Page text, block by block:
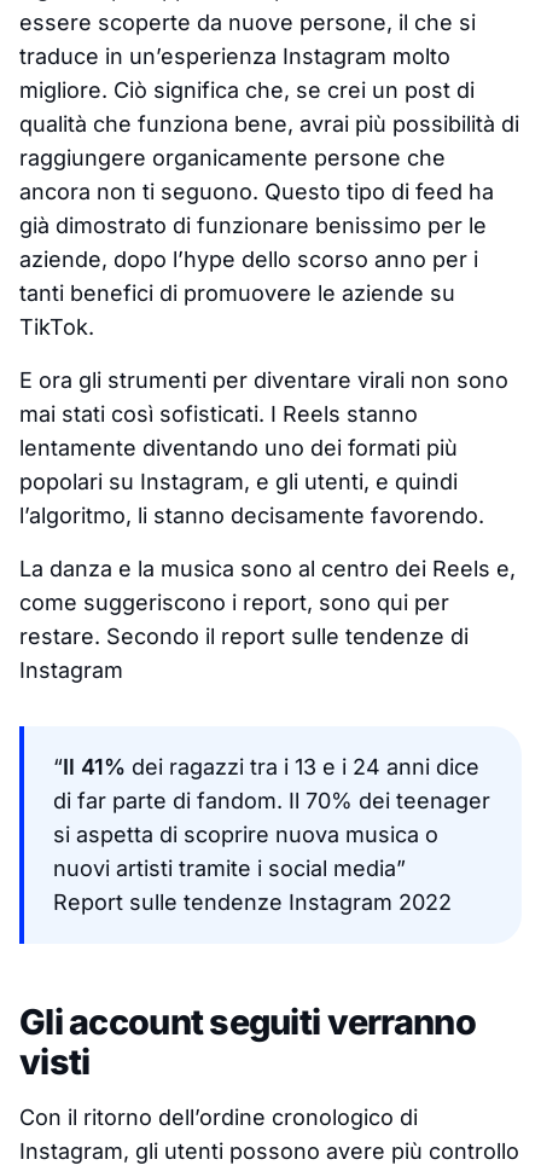
essere scoperte da nuove persone, il che si
traduce in un’esperienza Instagram molto
migliore. Ciò significa che, se crei un post di
qualità che funziona bene, avrai più possibilità di
raggiungere organicamente persone che
ancora non ti seguono. Questo tipo di feed ha
già dimostrato di funzionare benissimo per le
aziende, dopo l’hype dello scorso anno per i
tanti benefici di promuovere le aziende su
TikTok.
E ora gli strumenti per diventare virali non sono
mai stati così sofisticati. I Reels stanno
lentamente diventando uno dei formati più
popolari su Instagram, e gli utenti, e quindi
l’algoritmo, li stanno decisamente favorendo.
La danza e la musica sono al centro dei Reels e,
come suggeriscono i report, sono qui per
restare. Secondo il report sulle tendenze di
Instagram
“Il 41% dei ragazzi tra i 13 e i 24 anni dice
di far parte di fandom. Il 70% dei teenager
si aspetta di scoprire nuova musica o
nuovi artisti tramite i social media”
Report sulle tendenze Instagram 2022
Gli account seguiti verranno
visti
Con il ritorno dell’ordine cronologico di
Instagram, gli utenti possono avere più controllo